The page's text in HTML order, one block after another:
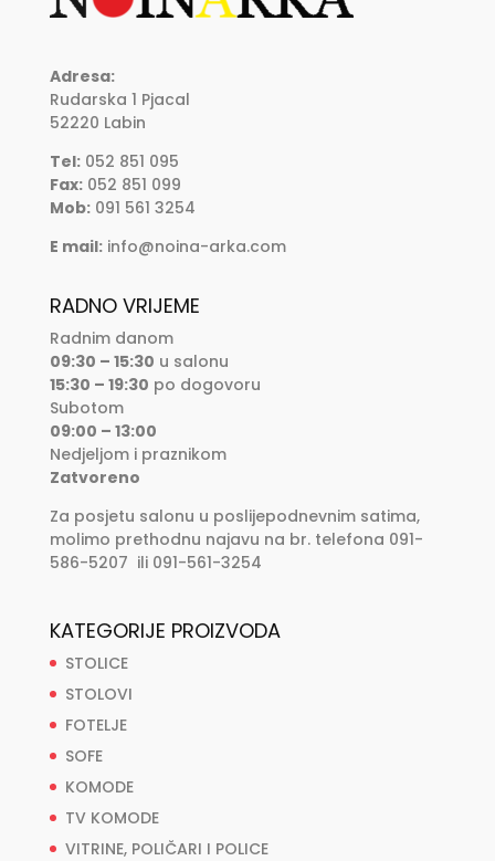
Adresa:
Rudarska 1 Pjacal
52220 Labin
Tel:052 851 095
Fax:052 851 099
Mob:091 561 3254
E mail: info@noina-arka.com
RADNO VRIJEME
Radnim danom
09:30 – 15:30 u salonu
15:30 – 19:30 po dogovoru
Subotom
09:00 – 13:00
Nedjeljom i praznikom
Zatvoreno
Za posjetu salonu u poslijepodnevnim satima,
molimo prethodnu najavu na br. telefona 091-
586-5207 ili 091-561-3254
KATEGORIJE PROIZVODA
STOLICE
STOLOVI
FOTELJE
SOFE
KOMODE
TV KOMODE
VITRINE, POLIČARI I POLICE